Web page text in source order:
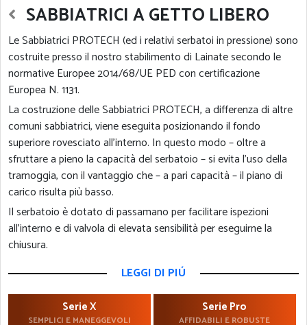
SABBIATRICI A GETTO LIBERO
Le Sabbiatrici PROTECH (ed i relativi serbatoi in pressione) sono
costruite presso il nostro stabilimento di Lainate secondo le
normative Europee 2014/68/UE PED con certificazione
Europea N. 1131.
La costruzione delle Sabbiatrici PROTECH, a differenza di altre
comuni sabbiatrici, viene eseguita posizionando il fondo
superiore rovesciato all'interno. In questo modo – oltre a
sfruttare a pieno la capacità del serbatoio – si evita l'uso della
tramoggia, con il vantaggio che – a pari capacità – il piano di
carico risulta più basso.
Il serbatoio è dotato di passamano per facilitare ispezioni
all'interno e di valvola di elevata sensibilità per eseguirne la
chiusura.
LEGGI DI PIÚ
Serie X
SEMPLICI E MANEGGEVOLI
Serie Pro
AFFIDABILI E ROBUSTE